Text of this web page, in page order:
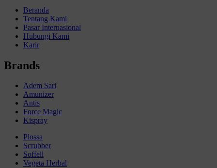
Beranda
Tentang Kami
Pasar Internasional
Hubungi Kami
Karir
Brands
Adem Sari
Amunizer
Antis
Force Magic
Kispray
Plossa
Scrubber
Soffell
Vegeta Herbal